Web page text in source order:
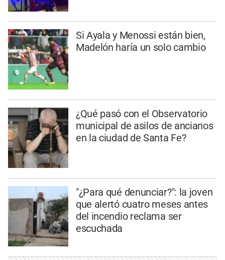
Si Ayala y Menossi están bien,
Madelón haría un solo cambio
¿Qué pasó con el Observatorio
municipal de asilos de ancianos
en la ciudad de Santa Fe?
"¿Para qué denunciar?": la joven
que alertó cuatro meses antes
del incendio reclama ser
escuchada